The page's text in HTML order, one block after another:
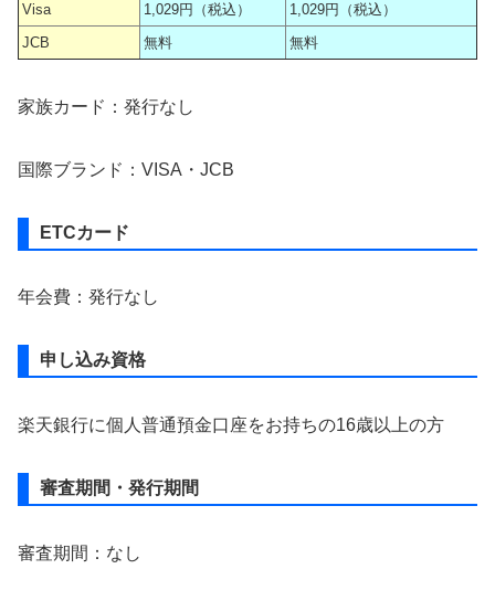
Visa
1,029円（税込）
1,029円（税込）
JCB
無料 無料
家族カード：発行なし
国際ブランド：VISA・JCB
ETCカード
年会費：発行なし
申し込み資格
楽天銀行に個人普通預金口座をお持ちの16歳以上の方
審査期間・発行期間
審査期間：なし